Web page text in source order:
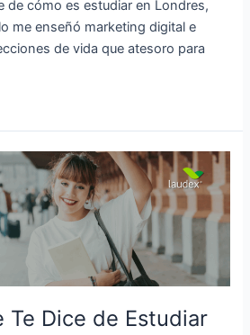
de cómo es estudiar en Londres,
me enseñó marketing digital e
de vida que atesoro para
Te Dice de Estudiar